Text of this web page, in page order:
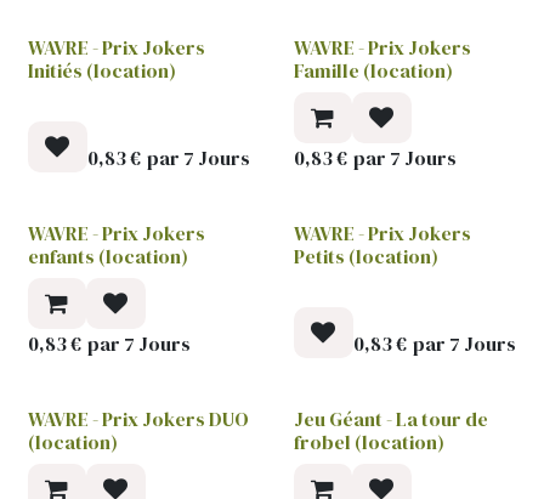
WAVRE - Prix Jokers
Initiés (location)
0,83€ par 7 Jours
WAVRE - Prix Jokers
Famille (location)
0,83€ par 7 Jours
WAVRE - Prix Jokers
enfants (location)
0,83€ par 7 Jours
WAVRE - Prix Jokers
Petits (location)
0,83€ par 7 Jours
WAVRE - Prix Jokers DUO
(location)
Jeu Géant - La tour de
frobel (location)